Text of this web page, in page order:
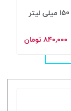
۸۴۰,۰۰۰ تومان